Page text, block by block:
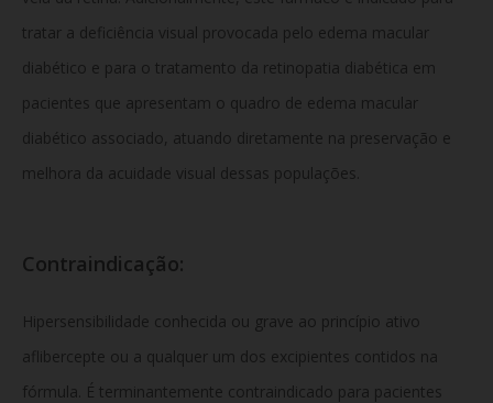
tratar a deficiência visual provocada pelo edema macular
diabético e para o tratamento da retinopatia diabética em
pacientes que apresentam o quadro de edema macular
diabético associado, atuando diretamente na preservação e
melhora da acuidade visual dessas populações.
Contraindicação:
Hipersensibilidade conhecida ou grave ao princípio ativo
aflibercepte ou a qualquer um dos excipientes contidos na
fórmula. É terminantemente contraindicado para pacientes